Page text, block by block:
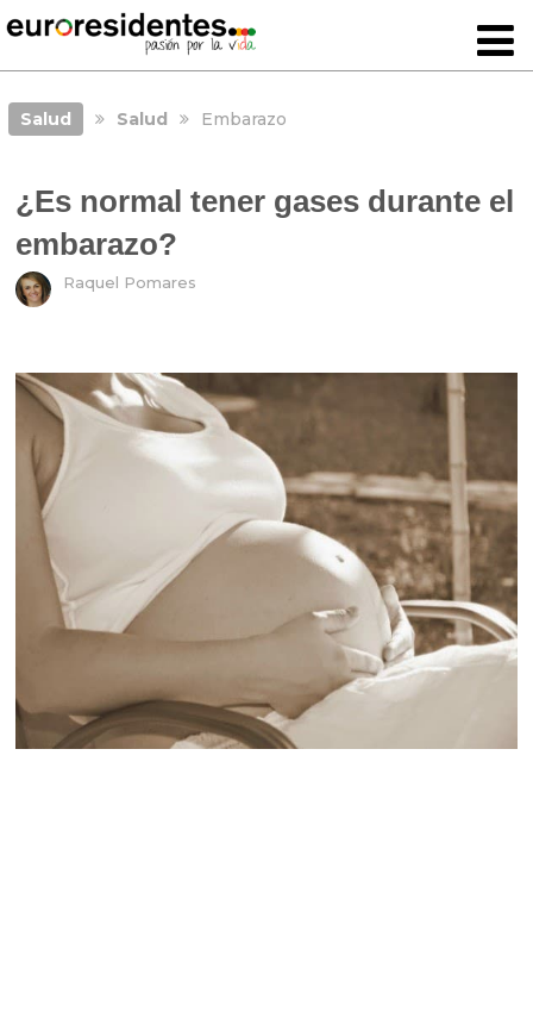
Salud Salud Embarazo
¿Es normal tener gases durante el
embarazo?
Raquel Pomares